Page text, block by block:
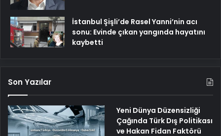
İstanbul Şişli’de Rasel Yanni’nin acı
sonu: Evinde çıkan yangında hayatını
kaybetti
Son Yazılar
Yeni Dünya Düzensizliği
Çağında Türk Dış Politikası
ve Hakan Fidan Faktörü